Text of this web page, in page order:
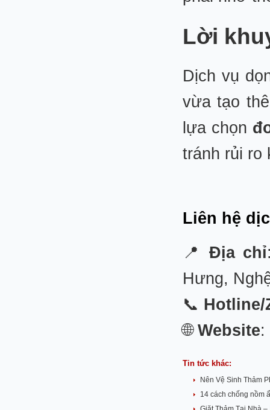
Lời
Dịch vụ
vừa tạo
lựa chọn
tránh rủi ro
Liên hệ
📍Địa chỉ
Hưng,
📞 Hotline/
🌐 Website:
Tin tức khác:
Nên Vệ Sinh Thảm
14 cách chống nồm